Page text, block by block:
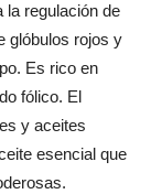
la regulación de
glóbulos rojos y
Es rico en
fólico. El
y aceites
esencial que